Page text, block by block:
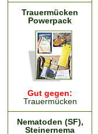
Trauermücken
Powerpack
Gut gegen:
Trauermücken
Nematoden (SF),
Steinernema